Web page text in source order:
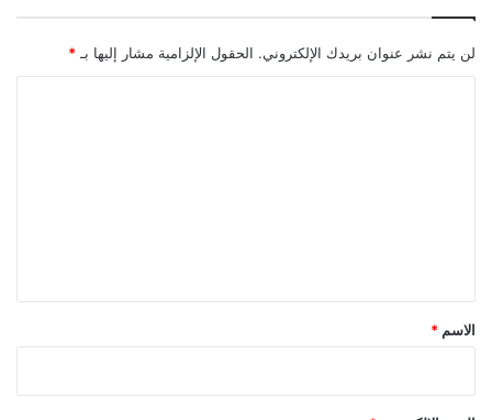
لن يتم نشر عنوان بريدك الإلكتروني. الحقول الإلزامية مشار إليها بـ *
*
الاسم *